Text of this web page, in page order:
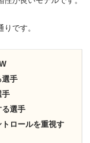
です。
選手
手
る選手
ロールを重視す